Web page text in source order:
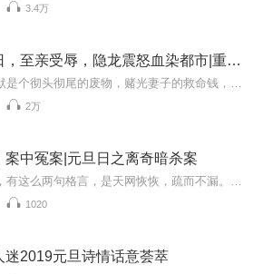
3.4万
重生首日，至亲受辱，隐龙震怒血染都市|重生|热血|爽文|都市奶爸|都市
2万
案中冤案|元旦日之离奇暗杀案
1020
迷2019元旦诗情话意荟萃